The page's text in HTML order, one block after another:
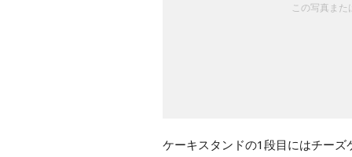
この写真ま
ケーキスタンドの1段目にはチー